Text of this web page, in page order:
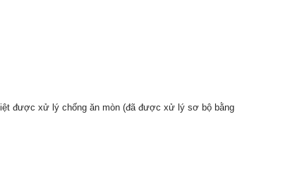
được xử lý chống ăn mòn (đã được xử lý sơ bộ bằng